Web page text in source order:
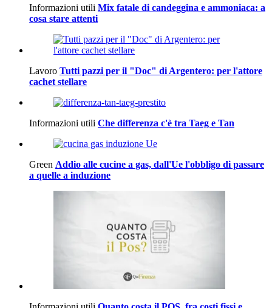
Informazioni utili Mix fatale di candeggina e ammoniaca: a
cosa stare attenti
Lavoro Tutti pazzi per il "Doc" di Argentero: per l'attore
cachet stellare
Informazioni utili Che differenza c'è tra Taeg e Tan
Green Addio alle cucine a gas, dall'Ue l'obbligo di passare
a quelle a induzione